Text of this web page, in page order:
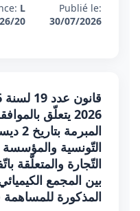
Publié le:
30/07/2026
L
20
2026 يتعلّق
التّونسية والمؤسسة
التّجارة والمتعلّقة
بين المجمع
المذكورة